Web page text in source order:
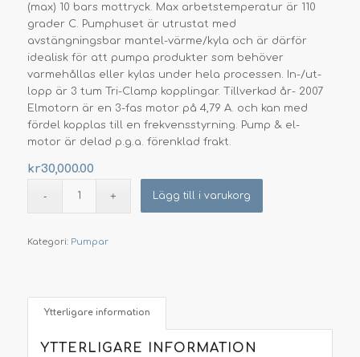
(max) 10 bars mottryck. Max arbetstemperatur är 110
grader C. Pumphuset är utrustat med
avstängningsbar mantel-värme/kyla och är därför
idealisk för att pumpa produkter som behöver
varmehållas eller kylas under hela processen. In-/ut-
lopp är 3 tum Tri-Clamp kopplingar. Tillverkad år- 2007
Elmotorn är en 3-fas motor på 4,79 A. och kan med
fördel kopplas till en frekvensstyrning. Pump & el-
motor är delad p.g.a. förenklad frakt.
kr30,000.00
Lägg till i varukorg
Kategori: Pumpar
Ytterligare information
YTTERLIGARE INFORMATION